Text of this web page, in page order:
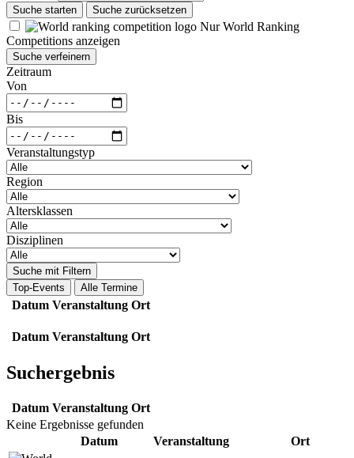
Suche starten Suche zurücksetzen
Nur World Ranking
Competitions anzeigen
Suche verfeinern
Zeitraum
Von
Bis
Veranstaltungstyp
Region
Altersklassen
Disziplinen
Suche mit Filtern
Top-Events
Alle Termine
Datum Veranstaltung Ort
Datum Veranstaltung Ort
Suchergebnis
Datum Veranstaltung Ort
Keine Ergebnisse gefunden
Datum
Veranstaltung Ort